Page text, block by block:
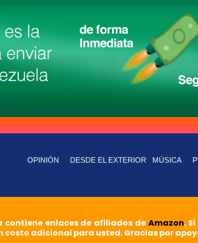
OPINIÓN DESDE EL EXTERIOR MÚSICA
contiene enlaces de afiliados de Amazon.
costo adicional para usted. Gracias por